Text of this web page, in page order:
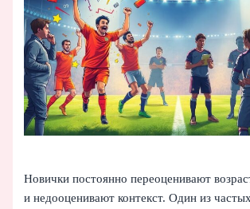
Новички постоянно переоценивают
и недооценивают контекст. Один из